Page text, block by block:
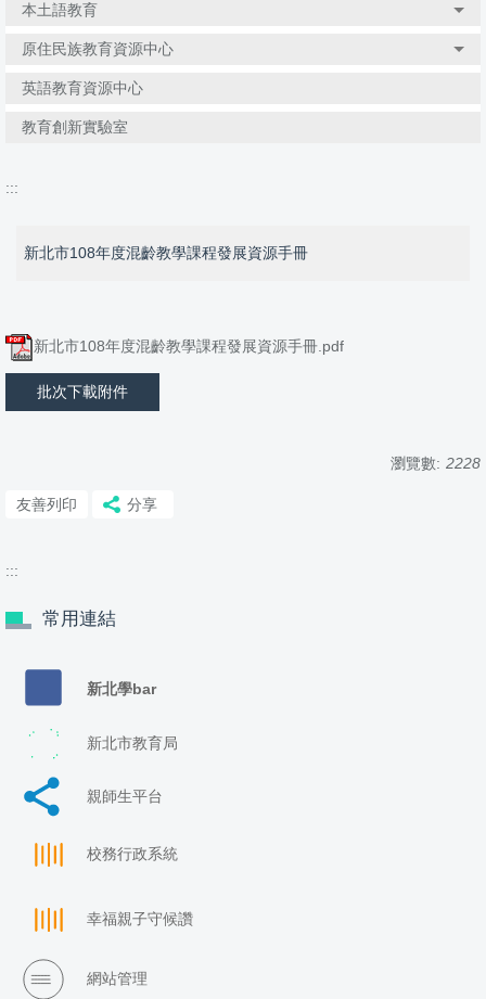
本土語教育
原住民族教育資源中心
英語教育資源中心
教育創新實驗室
:::
新北市108年度混齡教學課程發展資源手冊
新北市108年度混齡教學課程發展資源手冊.pdf
批次下載附件
瀏覽數: 2228
友善列印 分享
:::
常用連結
新北學bar
新北市教育局
親師生平台
校務行政系統
幸福親子守候讚
網站管理